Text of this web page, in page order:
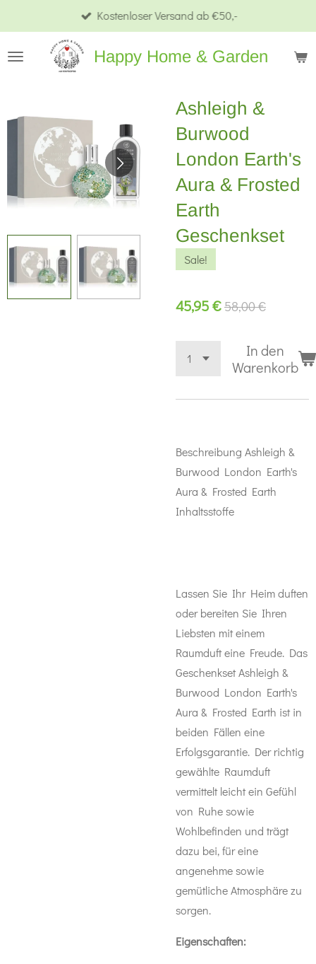
Hauptinhalt
springen
Happy Home & Garden
Kostenloser Versand ab €50,-
Ashleigh &
Burwood
London Earth's
Aura & Frosted
Earth
Geschenkset
Sale!
45,95 €58,00 €
In den
Warenkorb
Beschreibung Ashleigh &
Burwood London Earth's
Aura & Frosted Earth
Inhaltsstoffe
Lassen Sie Ihr Heim duften
oder bereiten Sie Ihren
Liebsten mit einem
Raumduft eine Freude. Das
Geschenkset Ashleigh &
Burwood London Earth's
Aura & Frosted Earth ist in
beiden Fällen eine
Erfolgsgarantie. Der richtig
gewählte Raumduft
vermittelt leicht ein Gefühl
von Ruhe sowie
Wohlbefinden und trägt
dazu bei, für eine
angenehme sowie
gemütliche Atmosphäre zu
sorgen.
Eigenschaften: